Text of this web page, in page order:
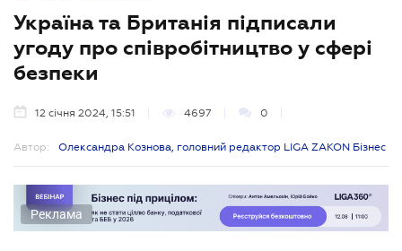
Україна та Британія підписали
угоду про співробітництво у сфері
безпеки
12 січня 2024, 15:51 4697 0
Автор: Олександра Кознова, головний редактор LIGA ZAKON Бізнес
Реклама